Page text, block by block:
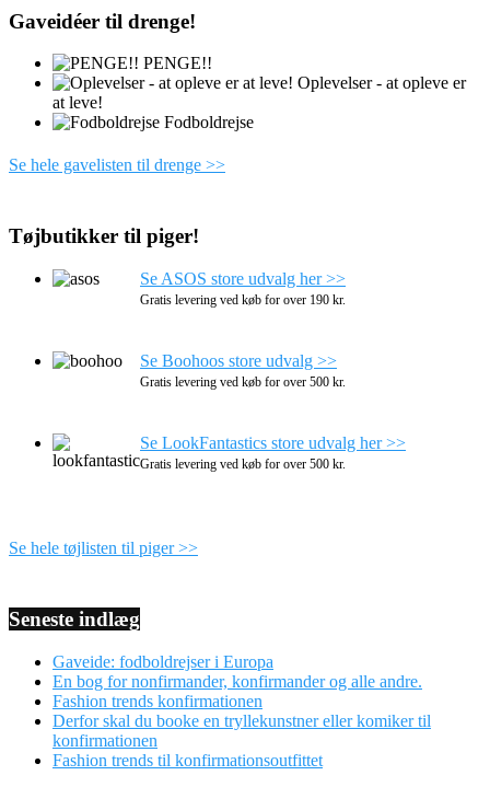
Gaveidéer til drenge!
PENGE!!
Oplevelser - at opleve er
at leve!
Fodboldrejse
Se hele gavelisten til drenge >>
Tøjbutikker til piger!
Se ASOS store udvalg her >>
Gratis levering ved køb for over 190 kr.
Se Boohoos store udvalg >>
Gratis levering ved køb for over 500 kr.
Se LookFantastics store udvalg her >>
Gratis levering ved køb for over 500 kr.
Se hele tøjlisten til piger >>
Seneste indlæg
Gaveide: fodboldrejser i Europa
En bog for nonfirmander, konfirmander og alle andre.
Fashion trends konfirmationen
Derfor skal du booke en tryllekunstner eller komiker til
konfirmationen
Fashion trends til konfirmationsoutfittet